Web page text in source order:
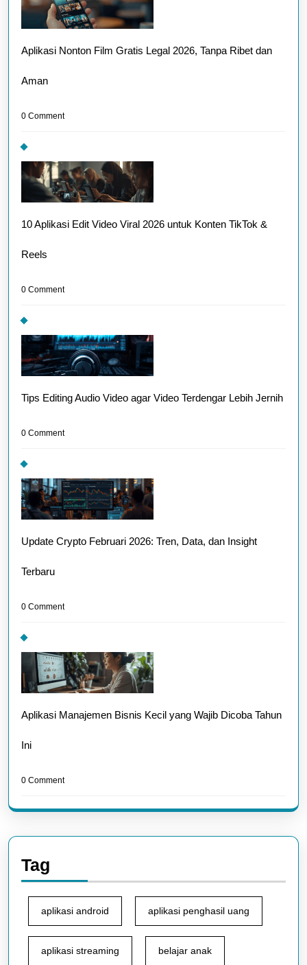
Aplikasi Nonton Film Gratis Legal 2026, Tanpa Ribet dan
Aman
0 Comment
10 Aplikasi Edit Video Viral 2026 untuk Konten TikTok &
Reels
0 Comment
Tips Editing Audio Video agar Video Terdengar Lebih Jernih
0 Comment
Update Crypto Februari 2026: Tren, Data, dan Insight
Terbaru
0 Comment
Aplikasi Manajemen Bisnis Kecil yang Wajib Dicoba Tahun
Ini
0 Comment
Tag
aplikasi android aplikasi penghasil uang
aplikasi streaming belajar anak